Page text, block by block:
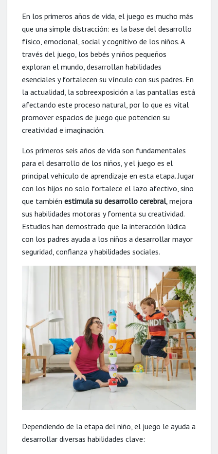
En los primeros años de vida, el juego es mucho más
que una simple distracción: es la base del desarrollo
físico, emocional, social y cognitivo de los niños. A
través del juego, los bebés y niños pequeños
exploran el mundo, desarrollan habilidades
esenciales y fortalecen su vínculo con sus padres. En
la actualidad, la sobreexposición a las pantallas está
afectando este proceso natural, por lo que es vital
promover espacios de juego que potencien su
creatividad e imaginación.
Los primeros seis años de vida son fundamentales
para el desarrollo de los niños, y el juego es el
principal vehículo de aprendizaje en esta etapa. Jugar
con los hijos no solo fortalece el lazo afectivo, sino
que también estimula su desarrollo cerebral, mejora
sus habilidades motoras y fomenta su creatividad.
Estudios han demostrado que la interacción lúdica
con los padres ayuda a los niños a desarrollar mayor
seguridad, confianza y habilidades sociales.
Dependiendo de la etapa del niño, el juego le ayuda a
desarrollar diversas habilidades clave: